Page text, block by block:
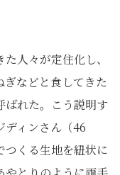
人々が定住化し、
などと食してきた
ばれた。こう説明す
ディンさん（46
つくる生地を紐状に